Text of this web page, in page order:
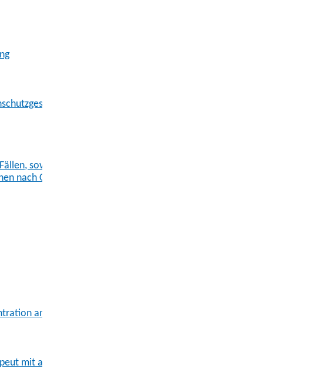
sowie der Art der Arbeit und dem Arbeitstempo
nach ChemVerbotsV sowie Änderungsanzeigen bei Wechsel der
anmelden
mit ausländischer Berufsausbildung – Approbation beantragen